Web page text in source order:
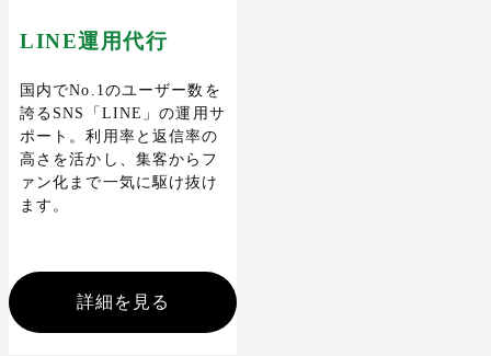
LINE運用代行
国内でNo.1のユーザー数を
誇るSNS「LINE」の運用サ
ポート。利用率と返信率の
高さを活かし、集客からフ
ァン化まで一気に駆け抜け
ます。
詳細を見る